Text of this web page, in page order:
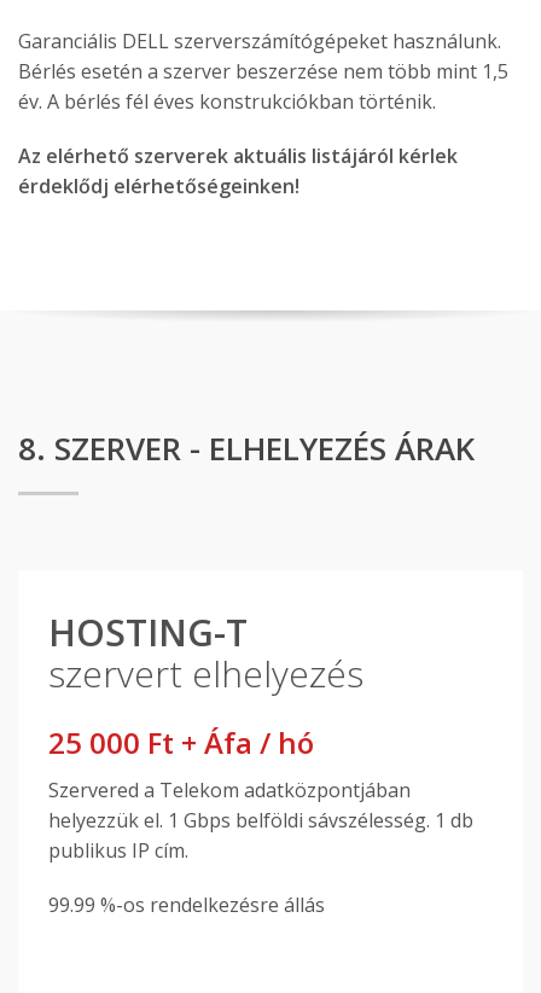
Garanciális DELL szerverszámítógépeket használunk.
Bérlés esetén a szerver beszerzése nem több mint 1,5
év. A bérlés fél éves konstrukciókban történik.
Az elérhető szerverek aktuális listájáról kérlek
érdeklődj elérhetőségeinken!
8. SZERVER - ELHELYEZÉS ÁRAK
HOSTING-T
szervert elhelyezés
25 000 Ft + Áfa / hó
Szervered a Telekom adatközpontjában
helyezzük el. 1 Gbps belföldi sávszélesség. 1 db
publikus IP cím.
99.99 %-os rendelkezésre állás